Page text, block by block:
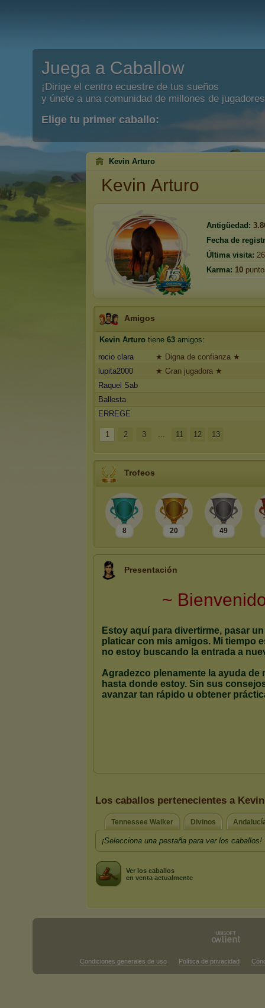
Juega a Caballow
¡Dirige el centro ecuestre de tus sueños
y únete a una comunidad de millones de
Elige tu primer caballo:
Kevin Arturo
Kevin Arturo
Antigüedad:
Fecha de
Última visita:
Karma: 10
Amigos
Kevin Arturo tiene 63 amigos:
rocio clara
★ Digna de confianza ★
lupita2000
★ Gran jugadora ★
Raquel Sab
Ballesta
ERREGE
1 2 3 ... 11 12 13
Trofeos
8 20 49
Presentación
Los caballos pertenecientes a
Tennessee Walker Divinos
¡Selecciona una pestaña para ver los caballos!
Ver los caballos
en venta actualmente
Condiciones generales de uso Política de privacidad